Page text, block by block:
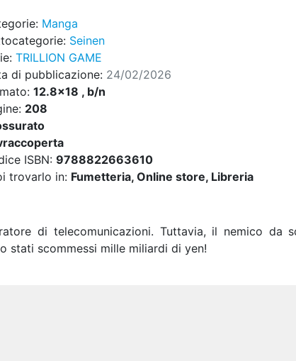
Manga
Seinen
TRILLION GAME
di pubblicazione: 24/02/2026
12.8x18 , b/n
208
ISBN: 9788822663610
trovarlo in: Fumetteria, Online store, Libreria
di telecomunicazioni. Tuttavia, il nemico da
stati scommessi mille miliardi di yen!